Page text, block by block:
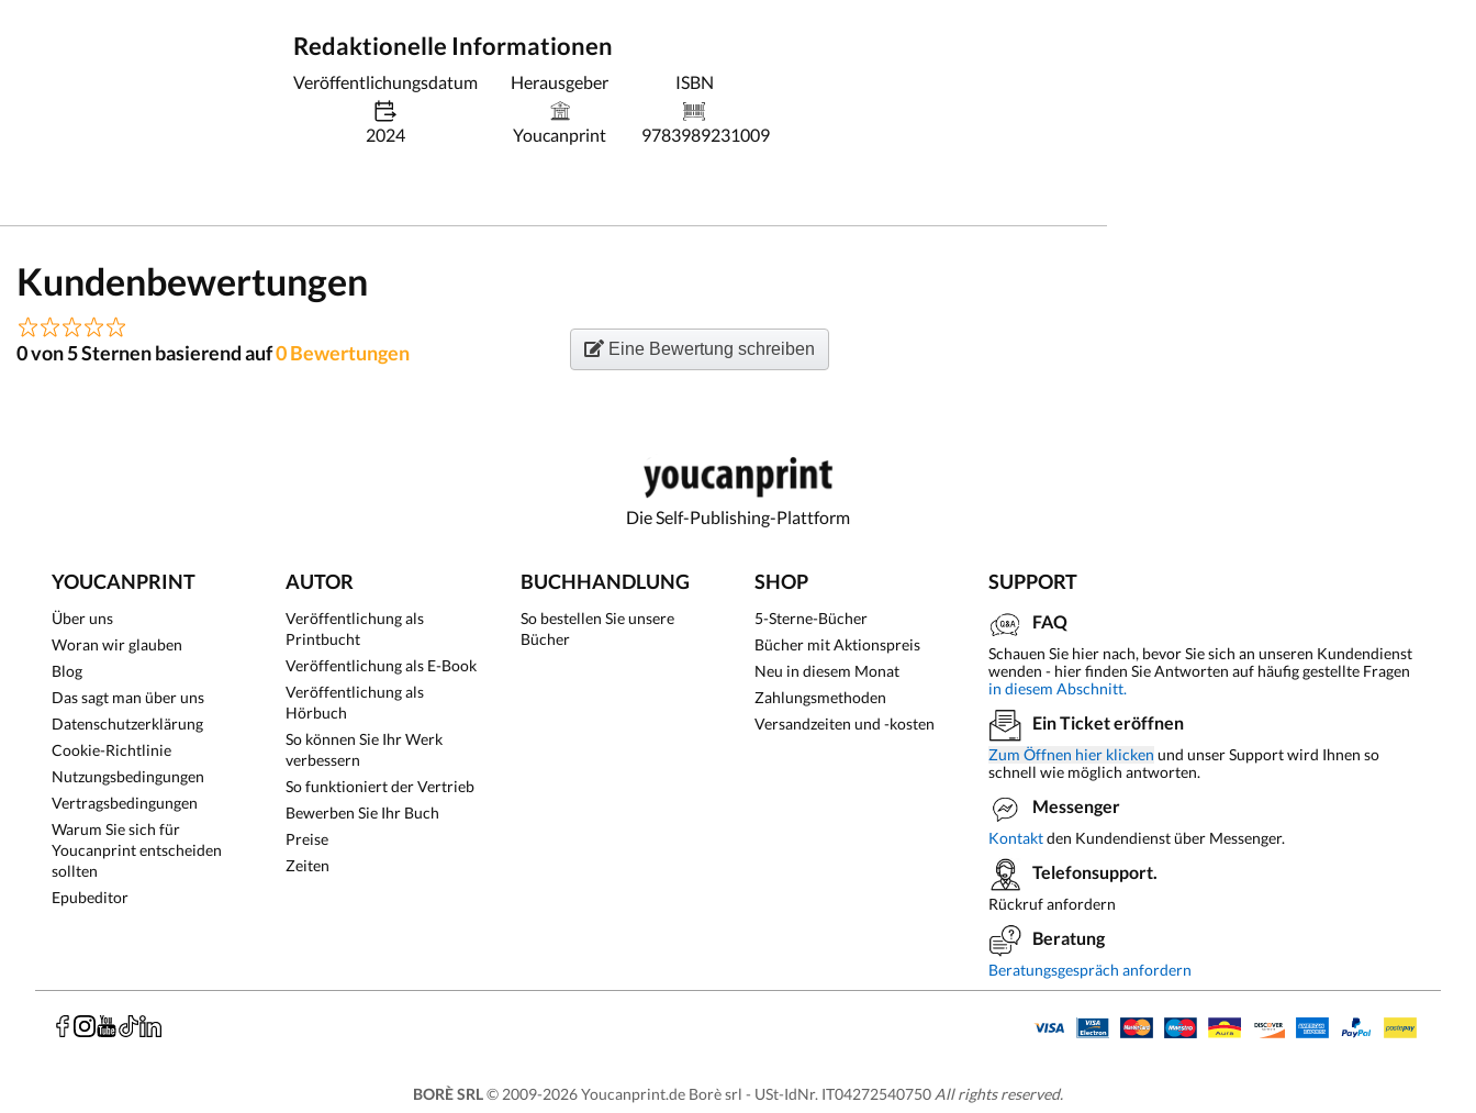
Redaktionelle Informationen
Veröffentlichungsdatum
2024
Herausgeber
Youcanprint
ISBN
9783989231009
Kundenbewertungen
0 von 5 Sternen basierend auf0 Bewertungen Eine Bewertung schreiben
Die Self-Publishing-Plattform
YOUCANPRINT
Über uns
Woran wir glauben
Blog
Das sagt man über uns
Datenschutzerklärung
Cookie-Richtlinie
Nutzungsbedingungen
Vertragsbedingungen
Warum Sie sich für
Youcanprint entscheiden
sollten
Epubeditor
AUTOR
Veröffentlichung als
Printbucht
Veröffentlichung als E-Book
Veröffentlichung als
Hörbuch
So können Sie Ihr Werk
verbessern
So funktioniert der Vertrieb
Bewerben Sie Ihr Buch
Preise
Zeiten
BUCHHANDLUNG
So bestellen Sie unsere
Bücher
SHOP
5-Sterne-Bücher
Bücher mit Aktionspreis
Neu in diesem Monat
Zahlungsmethoden
Versandzeiten und -kosten
SUPPORT
FAQ
Schauen Sie hier nach, bevor Sie sich an unseren Kundendienst
wenden - hier finden Sie Antworten auf häufig gestellte Fragen
in diesem Abschnitt.
Ein Ticket eröffnen
Zum Öffnen hier klicken und unser Support wird Ihnen so
schnell wie möglich antworten.
Messenger
Kontaktden Kundendienst über Messenger.
Telefonsupport.
Rückruf anfordern
Beratung
Beratungsgespräch anfordern
BORÈ SRL© 2009-2026 Youcanprint.de Borè srl - USt-IdNr. IT04272540750 All rights reserved.